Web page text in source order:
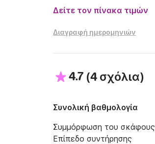
Δείτε τον πίνακα τιμών
Διαγραφή ημερομηνιών
4.7 (4 σχόλια)
Συνολική βαθμολογία
Συμμόρφωση του σκάφους
Επίπεδο συντήρησης